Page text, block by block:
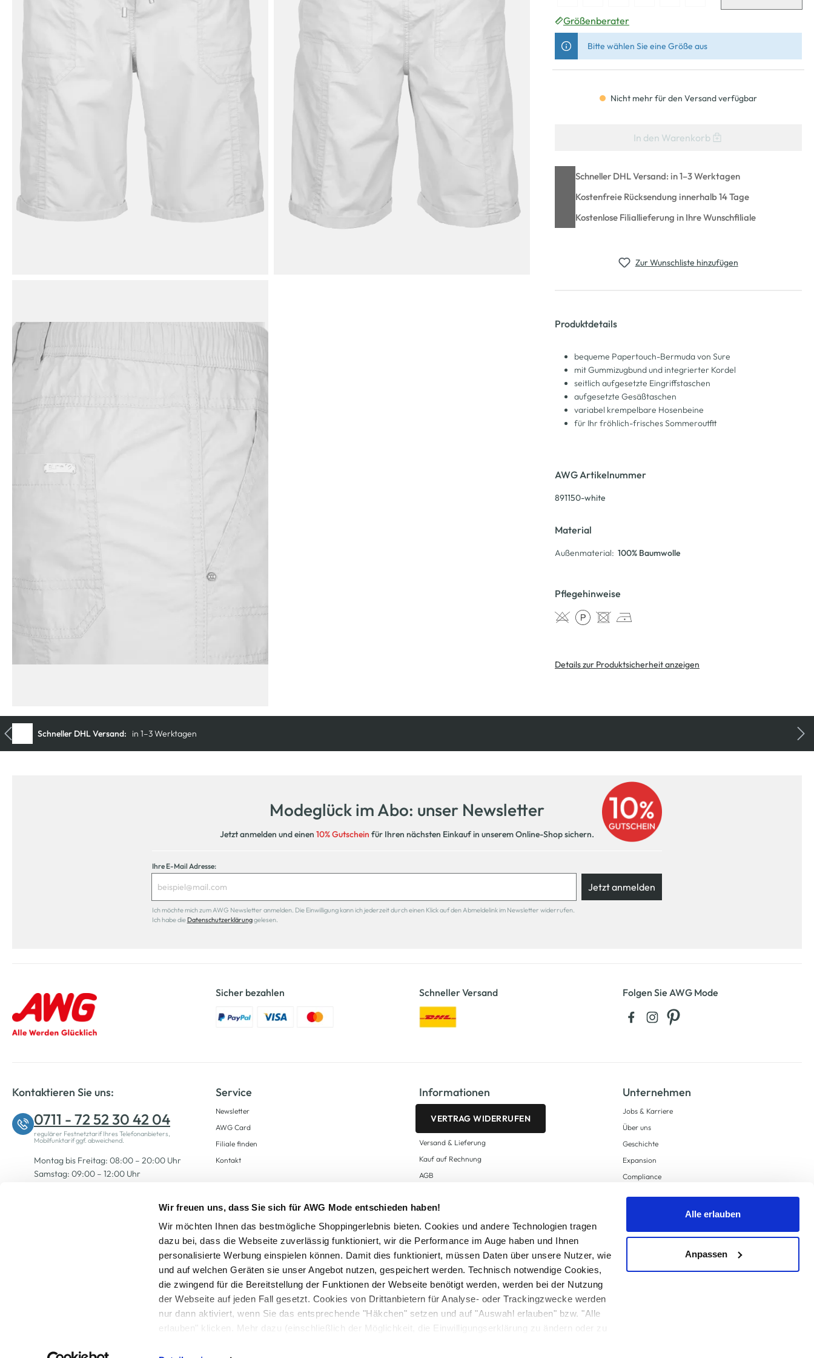
Wir freuen uns, dass Sie sich für AWG Mode entschieden haben!
Wir möchten Ihnen das bestmögliche Shoppingerlebnis bieten. Cookies und andere Technologien tragen
dazu bei, dass die Webseite zuverlässig funktioniert, wir die Performance im Auge haben und Ihnen
personalisierte Werbung einspielen können. Damit dies funktioniert, müssen Daten über unsere Nutzer, wie
und auf welchen Geräten sie unser Angebot nutzen, gespeichert werden. Technisch notwendige Cookies,
die zwingend für die Bereitstellung der Funktionen der Webseite benötigt werden, werden bei der Nutzung
der Webseite auf jeden Fall gesetzt. Cookies von Drittanbietern für Analyse- oder Trackingzwecke werden
nur dann aktiviert, wenn Sie das entsprechende "Häkchen" setzen und auf "Auswahl erlauben" bzw. "Alle
erlauben" klicken. Mehr dazu (einschließlich der Möglichkeit, die Einwilligungserklärung zu ändern oder zu
Alle erlauben
Anpassen
Größenberater
Bitte wählen Sie eine Größe aus
Nicht mehr für den Versand verfügbar
In den Warenkorb
Schneller DHL Versand: in 1–3 Werktagen
Kostenfreie Rücksendung innerhalb 14 Tage
Kostenlose Filiallieferung in Ihre Wunschfiliale
Zur Wunschliste hinzufügen
Produktdetails
bequeme Papertouch-Bermuda von Sure
mit Gummizugbund und integrierter Kordel
seitlich aufgesetzte Eingriffstaschen
aufgesetzte Gesäßtaschen
variabel krempelbare Hosenbeine
für Ihr fröhlich-frisches Sommeroutfit
AWG Artikelnummer
891150-white
Material
Außenmaterial: 100% Baumwolle
Pflegehinweise
Details zur Produktsicherheit anzeigen
Modeglück im Abo: unser Newsletter
Jetzt anmelden und einen 10% Gutschein für Ihren nächsten Einkauf in unserem Online-Shop sichern.
Ihre E-Mail Adresse:
Jetzt anmelden
Ich möchte mich zum AWG Newsletter anmelden. Die Einwilligung kann ich jederzeit durch einen Klick auf den Abmeldelink im Newsletter widerrufen.
Ich habe die Datenschutzerklärunggelesen.
Sicher bezahlen Schneller Versand Folgen Sie AWG Mode
Kontaktieren Sie uns:
0711 - 72 52 30 42 04
regulärer Festnetztarif Ihres Telefonanbieters,
Mobilfunktarif ggf. abweichend.
Montag bis Freitag: 08:00 – 20:00 Uhr
Samstag: 09:00 – 12:00 Uhr
Service
Newsletter
AWG Card
Filiale finden
Kontakt
Informationen
VERTRAG WIDERRUFEN
Versand & Lieferung
Kauf auf Rechnung
AGB
Zahlungsarten
Datenschutz
AWG CARD Teilnahmebedingungen
Unternehmen
Jobs & Karriere
Über uns
Geschichte
Expansion
Compliance
Supply Chain Due Diligence
Alle Preise inkl. gesetzl. Mehrwertsteuer zzgl.